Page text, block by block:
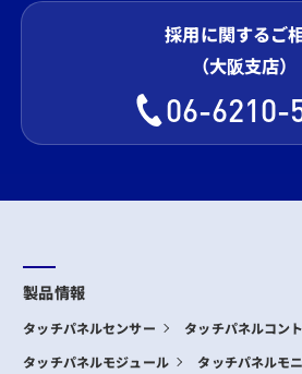
採用に関するご
（大阪支店）
06-6210-
製品情報
タッチパネルセンサー タッチパネルコン
タッチパネルモジュール タッチパネルモ